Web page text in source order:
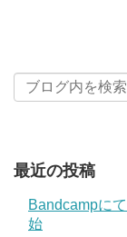
最近の投稿
Bandcampに
始